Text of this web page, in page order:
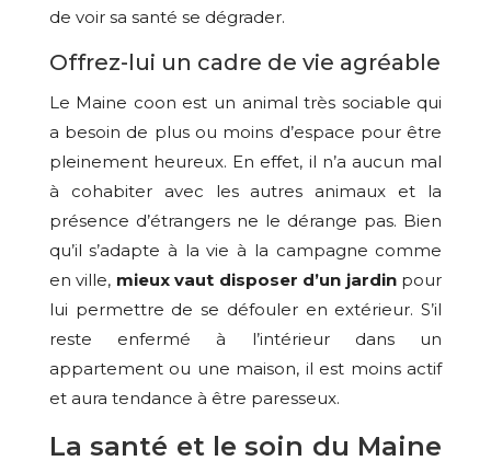
de voir sa santé se dégrader.
Offrez-lui un cadre de vie agréable
Le Maine coon est un animal très sociable qui
a besoin de plus ou moins d’espace pour être
pleinement heureux. En effet, il n’a aucun mal
à cohabiter avec les autres animaux et la
présence d’étrangers ne le dérange pas. Bien
qu’il s’adapte à la vie à la campagne comme
en ville, mieux vaut disposer d’un jardinpour
lui permettre de se défouler en extérieur. S’il
reste enfermé à l’intérieur dans un
appartement ou une maison, il est moins actif
et aura tendance à être paresseux.
La santé et le soin du Maine